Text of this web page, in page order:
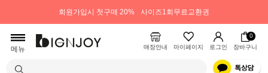
회원가입시 첫구매 20% 사이즈1회무료교환권
메뉴 매장안내 마이페이지 로그인
0
장바구니